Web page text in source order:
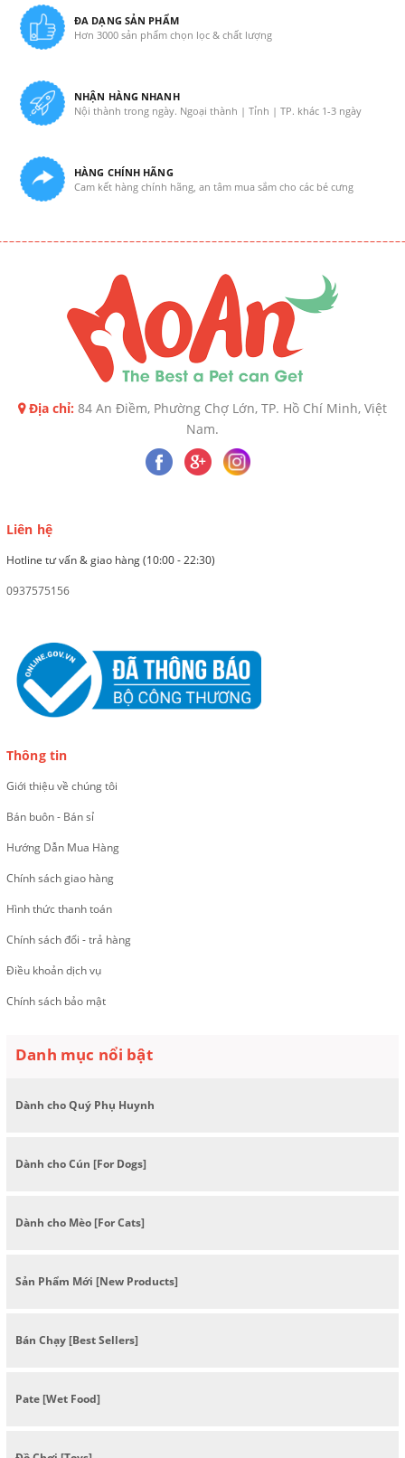
ĐA DẠNG SẢN PHẨM
Hơn 3000 sản phẩm chọn lọc & chất lượng
NHẬN HÀNG NHANH
Nội thành trong ngày. Ngoại thành | Tỉnh | TP. khác 1-3 ngày
HÀNG CHÍNH HÃNG
Cam kết hàng chính hãng, an tâm mua sắm cho các bé cưng
Địa chỉ: 84 An Điềm, Phường Chợ Lớn, TP. Hồ Chí Minh, Việt
Nam.
Liên hệ
Hotline tư vấn & giao hàng (10:00 - 22:30)
0937575156
Thông tin
Giới thiệu về chúng tôi
Bán buôn - Bán sỉ
Hướng Dẫn Mua Hàng
Chính sách giao hàng
Hình thức thanh toán
Chính sách đổi - trả hàng
Điều khoản dịch vụ
Chính sách bảo mật
Danh mục nổi bật
Dành cho Quý Phụ Huynh
Dành cho Cún [For Dogs]
Dành cho Mèo [For Cats]
Sản Phẩm Mới [New Products]
Bán Chạy [Best Sellers]
Pate [Wet Food]